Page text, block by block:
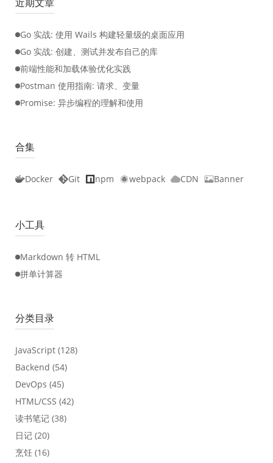
近期文章
Go 实战: 使用 Wails 构建轻量级的桌面应用
Go 实战: 创建、测试并发布自己的库
前端性能和加载体验优化实践
Postman 使用指南: 请求、变量
Promise: 异步编程的理解和使用
合集
Docker Git npm webpack CDN Banner
小工具
Markdown 转 HTML
拼单计算器
分类目录
JavaScript (128)
Backend (54)
DevOps (45)
HTML/CSS (42)
读书笔记 (38)
日记 (20)
烹饪 (16)